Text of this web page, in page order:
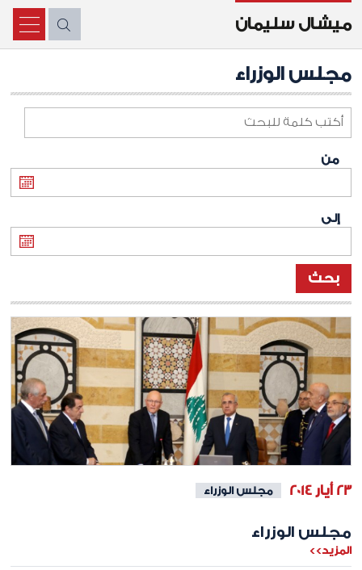
ميشال سليمان X
مجلس الوزراء
من
إلى
بحث
23 أيار 2014 مجلس الوزراء
مجلس الوزراء
المزيد>>